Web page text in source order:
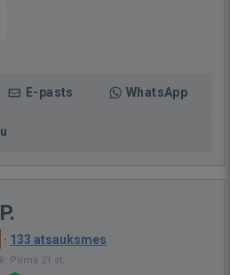
E-pasts WhatsApp
· 133 atsauksmes
Pirms 21 st.